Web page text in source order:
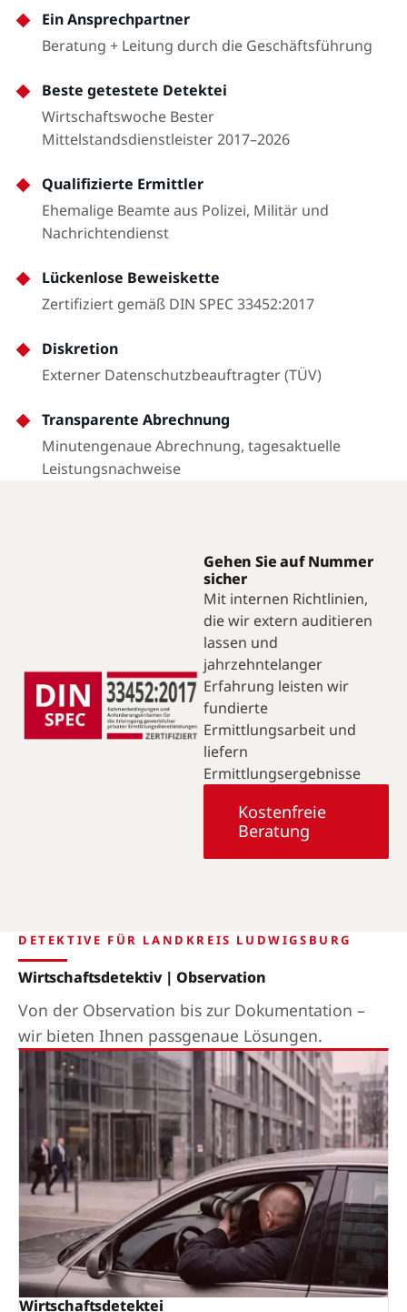
Ein Ansprechpartner
Beratung + Leitung durch die Geschäftsführung
Beste getestete Detektei
Wirtschaftswoche Bester
Mittelstandsdienstleister 2017–2026
Qualifizierte Ermittler
Ehemalige Beamte aus Polizei, Militär und
Nachrichtendienst
Lückenlose Beweiskette
Zertifiziert gemäß DIN SPEC 33452:2017
Diskretion
Externer Datenschutzbeauftragter (TÜV)
Transparente Abrechnung
Minutengenaue Abrechnung, tagesaktuelle
Leistungsnachweise
Gehen Sie auf Nummer
sicher
Mit internen Richtlinien,
die wir extern auditieren
lassen und
jahrzehntelanger
Erfahrung leisten wir
fundierte
Ermittlungsarbeit und
liefern
Ermittlungsergebnisse
Kostenfreie
Beratung
DETEKTIVE FÜR LANDKREIS LUDWIGSBURG
Wirtschaftsdetektiv | Observation
Von der Observation bis zur Dokumentation –
wir bieten Ihnen passgenaue Lösungen.
Wirtschaftsdetektei